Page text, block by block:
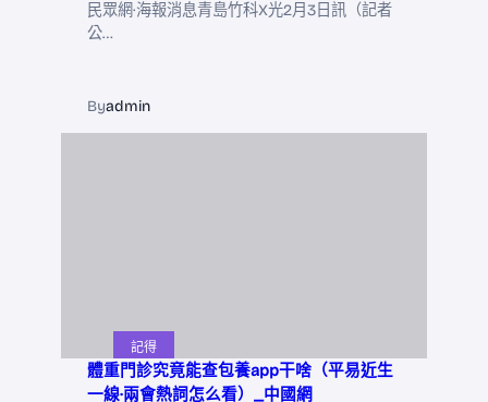
民眾網·海報消息青島竹科X光2月3日訊（記者
公…
Byadmin
記得
體重門診究竟能查包養app干啥（平易近生
一線·兩會熱詞怎么看）_中國網